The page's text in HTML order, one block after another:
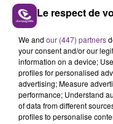
FIL D'ACTU
Le respect de
We and our (447) partners
your consent and/or our
information on a device;
profiles for personalised
advertising; Measure
performance; Understand
of data from different
profiles to personalise